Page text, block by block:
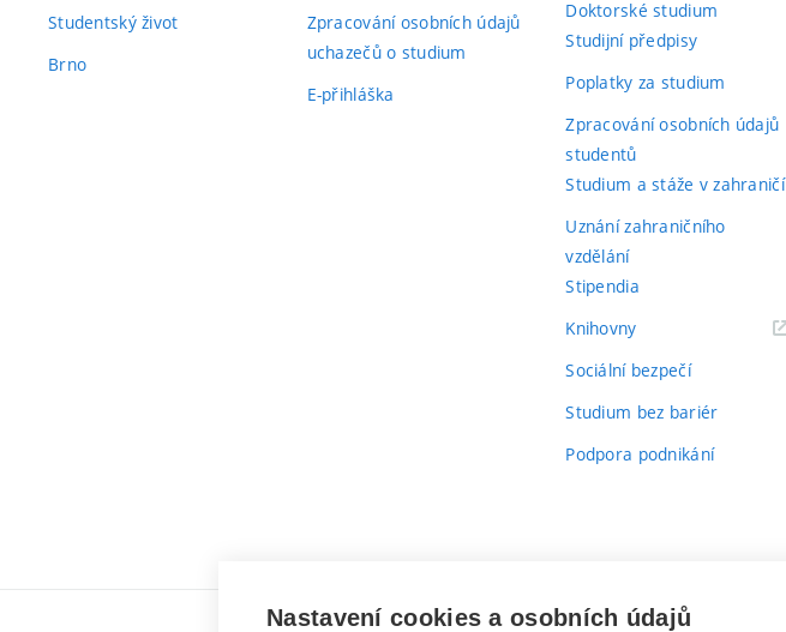
Studentský život
Brno
Zpracování osobních údajů
uchazečů o studium
E-přihláška
Doktorské studium
Studijní předpisy
Poplatky za studium
Zpracování osobních údajů
studentů
Studium a stáže v zahraničí
Uznání zahraničního
vzdělání
Stipendia
Knihovny(externí
Sociální bezpečí
Studium bez bariér
Podpora podnikání
Nastavení cookies a osobních údajů